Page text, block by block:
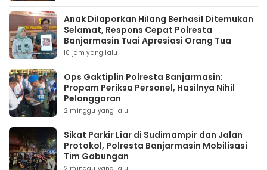
Anak Dilaporkan Hilang Berhasil Ditemukan
Selamat, Respons Cepat Polresta
Banjarmasin Tuai Apresiasi Orang Tua
10 jam yang lalu
Ops Gaktiplin Polresta Banjarmasin:
Propam Periksa Personel, Hasilnya Nihil
Pelanggaran
2 minggu yang lalu
Sikat Parkir Liar di Sudimampir dan Jalan
Protokol, Polresta Banjarmasin Mobilisasi
Tim Gabungan